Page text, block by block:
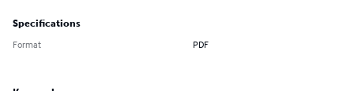
Specifications
Format PDF